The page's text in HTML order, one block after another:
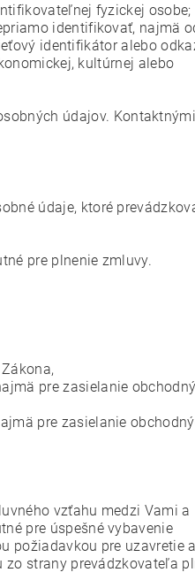
fyzickej osobe;
identifikovať, najmä
identifikátor alebo
kultúrnej alebo
údajov.
údaje, ktoré
pre plnenie zmluvy.
pre zasielanie
pre zasielanie
vzťahu medzi Vami a
pre úspešné vybavenie
požiadavkou pre uzavretie
strany prevádzkovateľa